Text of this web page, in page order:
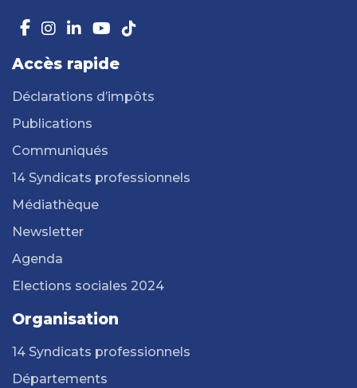
Accès rapide
Déclarations d’impôts
Publications
Communiqués
14 Syndicats professionnels
Médiathèque
Newsletter
Agenda
Elections sociales 2024
Organisation
14 Syndicats professionnels
Départements